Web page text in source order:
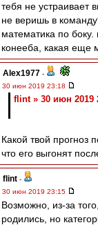
тебя не устраивает
не веришь в
математика по боку.
конееба, какая еще
Alex1977 -
30 июн 2019 23:18
flint » 30 июн 2019
Какой твой прогноз
что его выгонят
flint -
30 июн 2019 23:15
Возможно, из-за
родились, но